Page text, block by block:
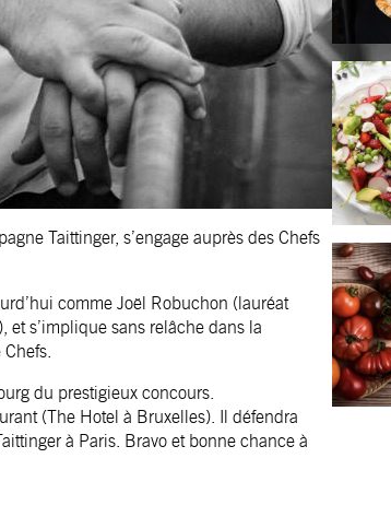
Taittinger, s’engage auprès des Chefs
comme Joël Robuchon (lauréat
s’implique sans relâche dans la
du prestigieux concours.
(The Hotel à Bruxelles). Il défendra
à Paris. Bravo et bonne chance à